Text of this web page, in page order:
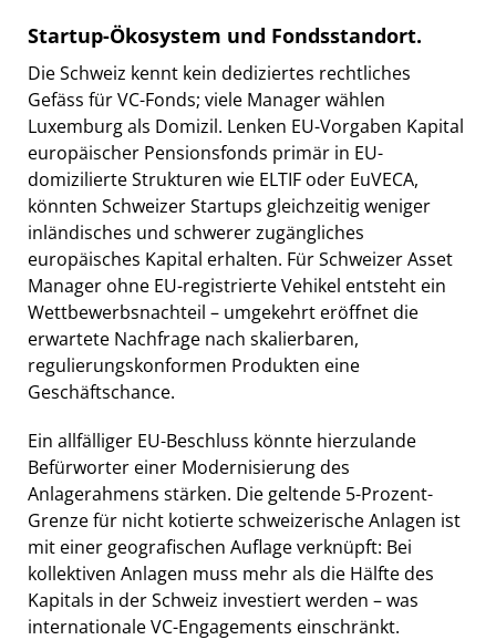
Startup-Ökosystem und Fondsstandort.
Die Schweiz kennt kein dediziertes rechtliches
Gefäss für VC-Fonds; viele Manager wählen
Luxemburg als Domizil. Lenken EU-Vorgaben Kapital
europäischer Pensionsfonds primär in EU-
domizilierte Strukturen wie ELTIF oder EuVECA,
könnten Schweizer Startups gleichzeitig weniger
inländisches und schwerer zugängliches
europäisches Kapital erhalten. Für Schweizer Asset
Manager ohne EU-registrierte Vehikel entsteht ein
Wettbewerbsnachteil – umgekehrt eröffnet die
erwartete Nachfrage nach skalierbaren,
regulierungskonformen Produkten eine
Geschäftschance.
Ein allfälliger EU-Beschluss könnte hierzulande
Befürworter einer Modernisierung des
Anlagerahmens stärken. Die geltende 5-Prozent-
Grenze für nicht kotierte schweizerische Anlagen ist
mit einer geografischen Auflage verknüpft: Bei
kollektiven Anlagen muss mehr als die Hälfte des
Kapitals in der Schweiz investiert werden – was
internationale VC-Engagements einschränkt.